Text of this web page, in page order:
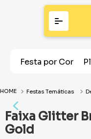
Festa por Cor
Festas Temáticas
Faixa Glitter
Gold